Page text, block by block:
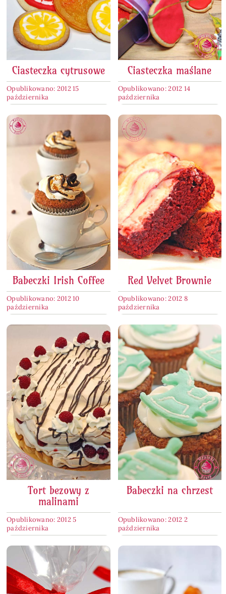
Ciasteczka cytrusowe
Opublikowano: 2012 15
października
Ciasteczka maślane
Opublikowano: 2012 14
października
Babeczki Irish Coffee
Opublikowano: 2012 10
października
Red Velvet Brownie
Opublikowano: 2012 8
października
Tort bezowy z
malinami
Opublikowano: 2012 5
października
Babeczki na chrzest
Opublikowano: 2012 2
października